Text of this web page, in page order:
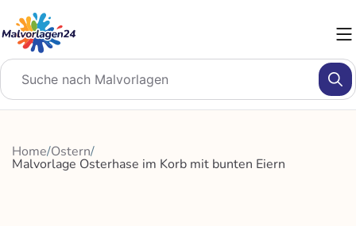
Inhalt
springen
Home/Ostern/
Malvorlage Osterhase im Korb mit bunten Eiern